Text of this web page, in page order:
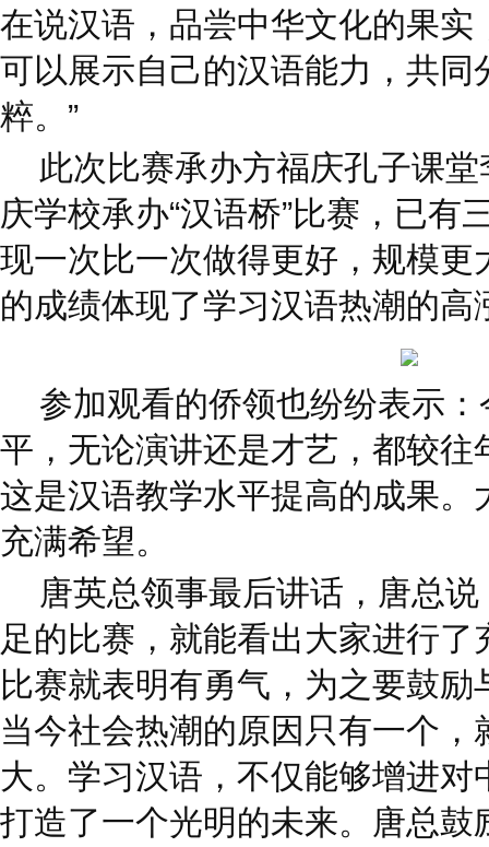
在说汉语，品尝中华文化的果实
可以展示自己的汉语能力，共同
粹。”
此次比赛承办方福庆孔子课堂
庆学校承办“汉语桥”比赛，已有
现一次比一次做得更好，规模更
的成绩体现了学习汉语热潮的
参加观看的侨领也纷纷表示：
平，无论演讲还是才艺，都较往
这是汉语教学水平提高的成果。
充满希望。
唐英总领事最后讲话，唐总说
足的比赛，就能看出大家进行
比赛就表明有勇气，为之要鼓
当今社会热潮的原因只有一个
大。学习汉语，不仅能够增进
打造了一个光明的未来。唐总鼓